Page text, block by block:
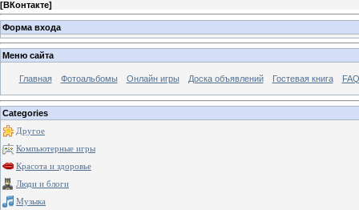
[ВКонтакте]
Форма входа
Меню сайта
Главная Фотоальбомы Онлайн игры Доска объявлений Гостевая книга
Categories
Другое
Компьютерные игры
Красота и здоровье
Люди и блоги
Музыка